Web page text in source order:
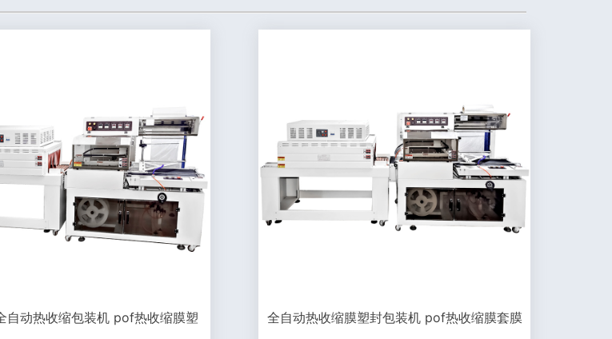
自动热收缩包装机 pof热收缩膜塑
全自动热收缩膜塑封包装机 pof热收缩膜套膜